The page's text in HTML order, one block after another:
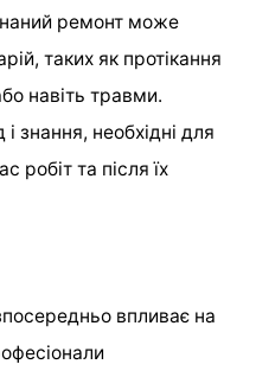
ремонт може
таких як протікання
навіть травми.
знання, необхідні для
робіт та після їх
впливає на